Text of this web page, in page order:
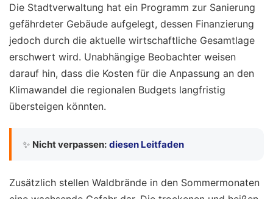
Die Stadtverwaltung hat ein Programm zur Sanierung
gefährdeter Gebäude aufgelegt, dessen Finanzierung
jedoch durch die aktuelle wirtschaftliche Gesamtlage
erschwert wird. Unabhängige Beobachter weisen
darauf hin, dass die Kosten für die Anpassung an den
Klimawandel die regionalen Budgets langfristig
übersteigen könnten.
✨ Nicht verpassen: diesen Leitfaden
Zusätzlich stellen Waldbrände in den Sommermonaten